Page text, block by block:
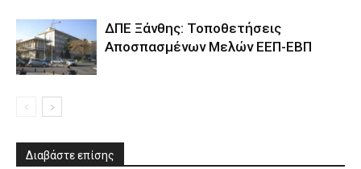
ΔΠΕ Ξάνθης: Τοποθετήσεις
Αποσπασμένων Μελών ΕΕΠ-ΕΒΠ
Διαβάστε επίσης